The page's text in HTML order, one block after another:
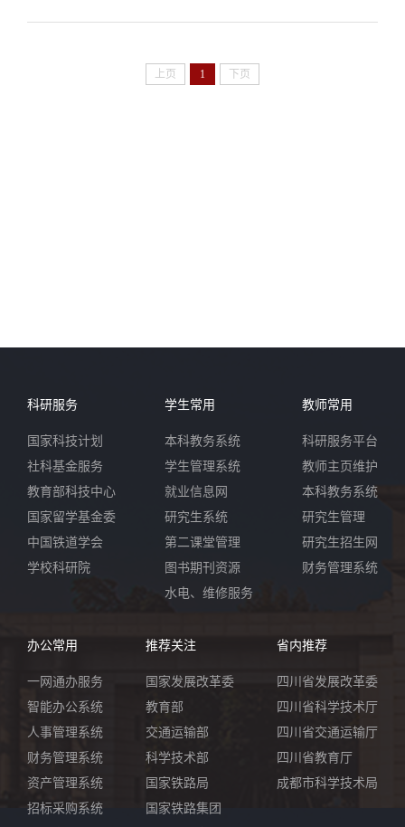
上页 1 下页
科研服务
国家科技计划
社科基金服务
教育部科技中心
国家留学基金委
中国铁道学会
学校科研院
学生常用
本科教务系统
学生管理系统
就业信息网
研究生系统
第二课堂管理
图书期刊资源
水电、维修服务
教师常用
科研服务平台
教师主页维护
本科教务系统
研究生管理
研究生招生网
财务管理系统
办公常用
一网通办服务
智能办公系统
人事管理系统
财务管理系统
资产管理系统
招标采购系统
推荐关注
国家发展改革委
教育部
交通运输部
科学技术部
国家铁路局
国家铁路集团
省内推荐
四川省发展改革委
四川省科学技术厅
四川省交通运输厅
四川省教育厅
成都市科学技术局